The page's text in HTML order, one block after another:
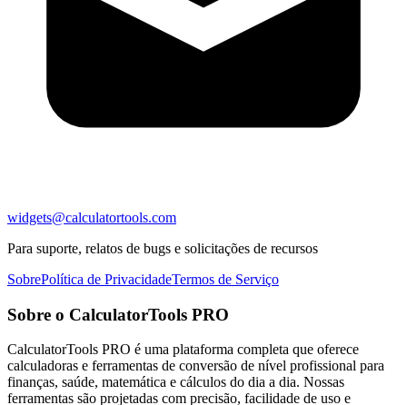
widgets@calculatortools.com
Para suporte, relatos de bugs e solicitações de recursos
SobrePolítica de PrivacidadeTermos de Serviço
Sobre o CalculatorTools PRO
CalculatorTools PRO é uma plataforma completa que oferece
calculadoras e ferramentas de conversão de nível profissional para
finanças, saúde, matemática e cálculos do dia a dia. Nossas
ferramentas são projetadas com precisão, facilidade de uso e